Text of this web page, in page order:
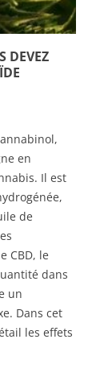
DEVEZ
en
Il est
de
CBD, le
dans
un
Dans cet
les effets